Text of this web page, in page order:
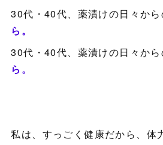
30代・40代、薬漬けの日々から
ら。
30代・40代、薬漬けの日々から
ら。
私は、すっごく健康だから、体